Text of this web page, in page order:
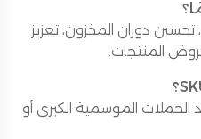
تحسين دوران المخزون، تعزيز
المنتجات.
شهرًا، أو بعد الحملات الموسمية الكبرى أو